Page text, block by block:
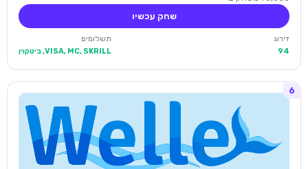
שחק עכשיו
דירוג
94
תשלומים
VISA, MC, SKRILL, ביטקוין
6